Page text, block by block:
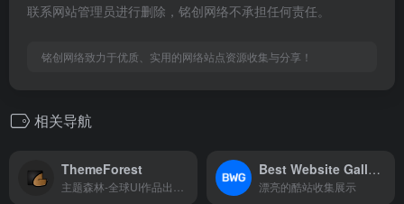
联系网站管理员进行删除，铭创网络不承担任何责任。
铭创网络致力于优质、实用的网络站点资源收集与分享！
相关导航
ThemeForest
主题森林-全球UI作品出售平台
Best Website Gallery
漂亮的酷站收集展示